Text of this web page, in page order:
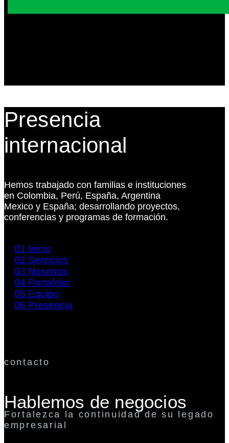
Presencia
internacional
Hemos trabajado con familias e instituciones
en Colombia, Perú, España, Argentina
Mexico y España; desarrollando proyectos,
conferencias y programas de formación.
01 Inicio
02 Servicios
03 Nosotros
04 Portafolio
05 Equipo
06 Presencia
contacto
Hablemos de negocios
Fortalezca la continuidad de su legado
empresarial